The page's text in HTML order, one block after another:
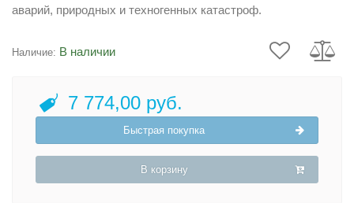
аварий, природных и техногенных катастроф.
Наличие: В наличии
7 774,00 руб.
Быстрая покупка
В корзину